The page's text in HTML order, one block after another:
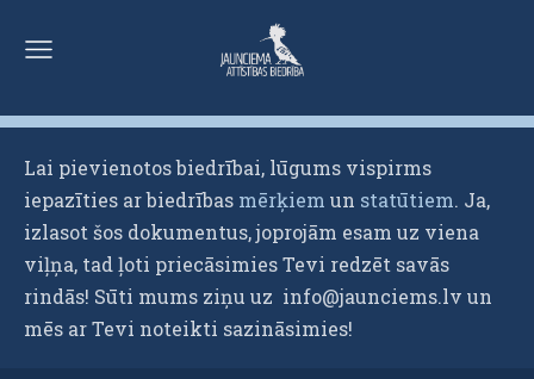
Lai pievienotos biedrībai, lūgums vispirms
iepazīties ar biedrības mērķiem un statūtiem. Ja,
izlasot šos dokumentus, joprojām esam uz viena
viļņa, tad ļoti priecāsimies Tevi redzēt savās
rindās! Sūti mums ziņu uz info@jaunciems.lv un
mēs ar Tevi noteikti sazināsimies!